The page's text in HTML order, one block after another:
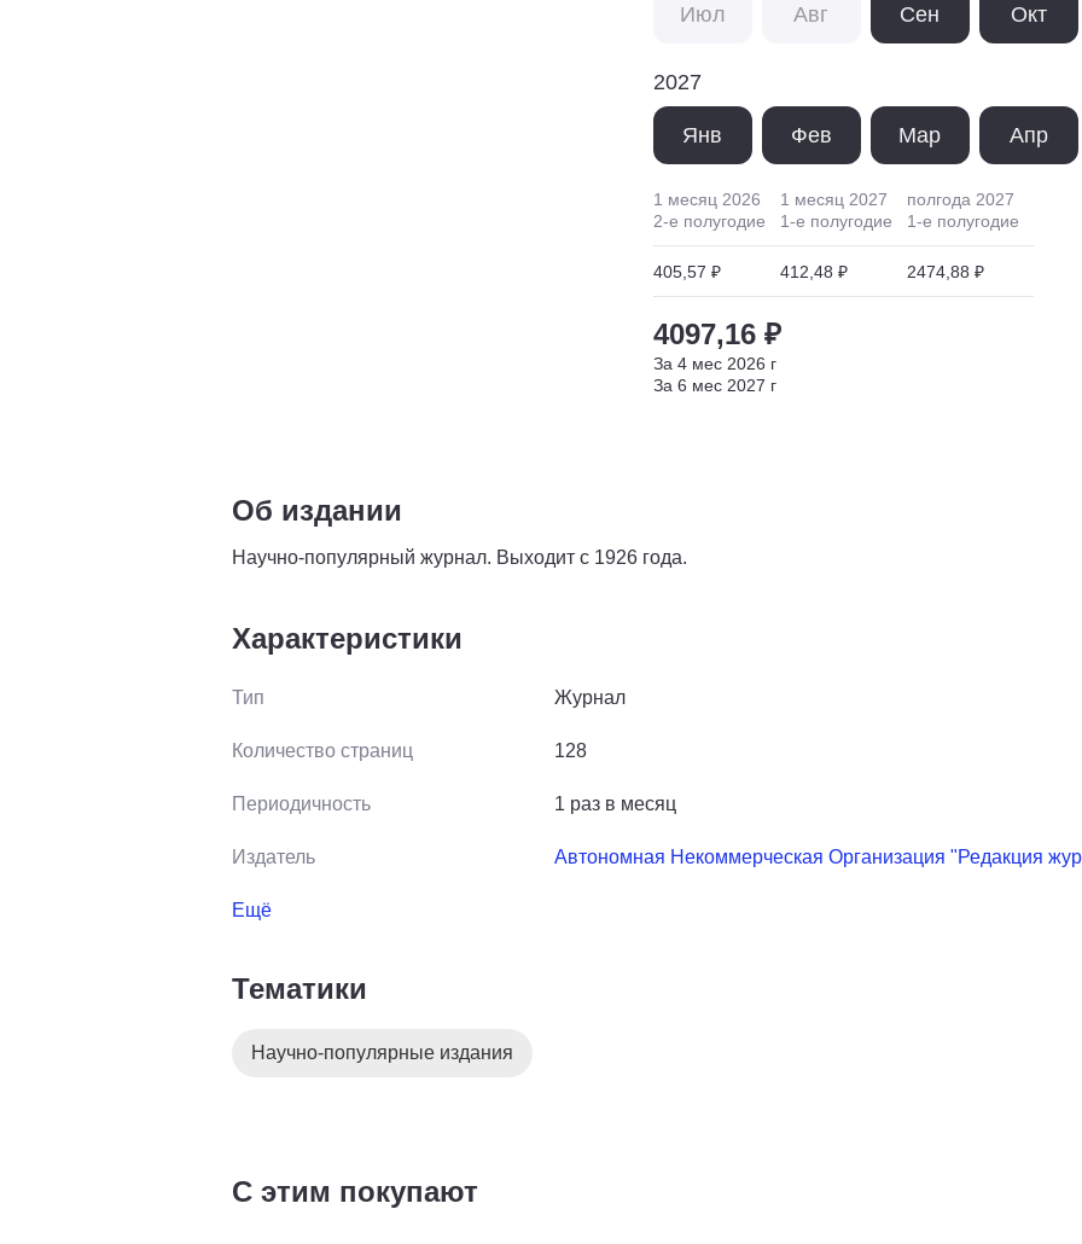
Июл Авг Сен Окт
2027
Янв Фев Мар Апр
1 месяц 2026
2-е полугодие
405,57 ₽
1 месяц 2027
1-е полугодие
412,48 ₽
полгода 2027
1-е полугодие
2474,88 ₽
4097,16 ₽
За 4 мес 2026 г
За 6 мес 2027 г
Об издании
Научно-популярный журнал. Выходит с 1926 года.
Характеристики
Тип Журнал
Количество страниц 128
Периодичность 1 раз в месяц
Издатель Автономная Некоммерческая Организация "Редакция
Ещё
Тематики
Научно-популярные издания
С этим покупают